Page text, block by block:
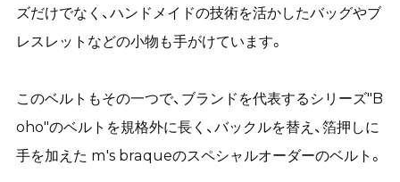
ズだけでなく、ハンドメイドの技術を活かしたバッグやブ
レスレットなどの小物も手がけています。
このベルトもその一つで、ブランドを代表するシリーズ"B
oho"のベルトを規格外に長く、バックルを替え、箔押しに
手を加えた m's braqueのスペシャルオーダーのベルト。